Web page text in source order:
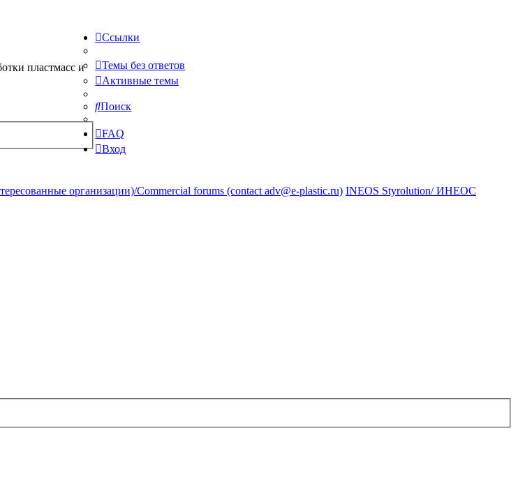
пластмасс и
Ссылки
Темы без ответов
Активные темы
Поиск
FAQ
Вход
организации)/Commercial forums (contact adv@e-plastic.ru) INEOS Styrolution/ ИНЕОС